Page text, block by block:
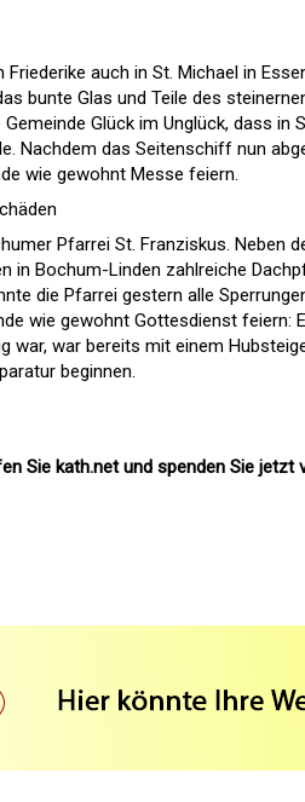
auch in St. Michael in
bunte Glas und Teile des
Glück im Unglück, dass in
Nachdem das Seitenschiff nun
wie gewohnt Messe feiern.
Pfarrei St. Franziskus. Neben
in Bochum-Linden zahlreiche
die Pfarrei gestern alle
wie gewohnt Gottesdienst feiern:
war, war bereits mit einem
beginnen.
Sie kath.net und spenden Sie jetzt